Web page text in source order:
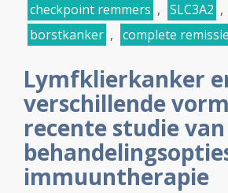
checkpoint remmers , SLC3A2 ,
borstkanker , complete remissie
Lymfklierkanker
verschillende
recente studie
immuuntherapie